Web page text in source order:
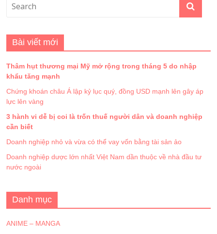
Bài viết mới
Thâm hụt thương mại Mỹ mở rộng trong tháng 5 do nhập
khẩu tăng mạnh
Chứng khoán châu Á lập kỷ lục quý, đồng USD mạnh lên gây áp
lực lên vàng
3 hành vi dễ bị coi là trốn thuế người dân và doanh nghiệp
cần biết
Doanh nghiệp nhỏ và vừa có thể vay vốn bằng tài sản ảo
Doanh nghiệp dược lớn nhất Việt Nam dần thuộc về nhà đầu tư
nước ngoài
Danh mục
ANIME – MANGA